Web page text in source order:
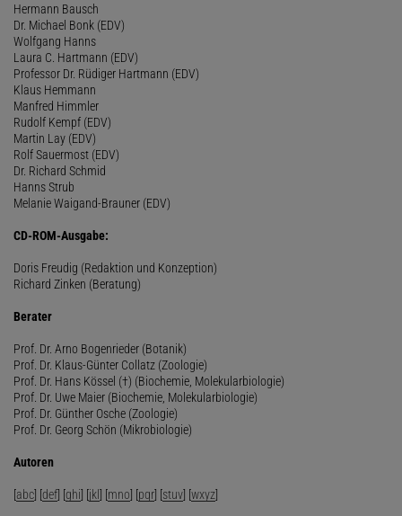
Hermann Bausch
Dr. Michael Bonk (EDV)
Wolfgang Hanns
Laura C. Hartmann (EDV)
Professor Dr. Rüdiger Hartmann (EDV)
Klaus Hemmann
Manfred Himmler
Rudolf Kempf (EDV)
Martin Lay (EDV)
Rolf Sauermost (EDV)
Dr. Richard Schmid
Hanns Strub
Melanie Waigand-Brauner (EDV)
CD-ROM-Ausgabe:
Doris Freudig (Redaktion und Konzeption)
Richard Zinken (Beratung)
Berater
Prof. Dr. Arno Bogenrieder (Botanik)
Prof. Dr. Klaus-Günter Collatz (Zoologie)
Prof. Dr. Hans Kössel (†) (Biochemie, Molekularbiologie)
Prof. Dr. Uwe Maier (Biochemie, Molekularbiologie)
Prof. Dr. Günther Osche (Zoologie)
Prof. Dr. Georg Schön (Mikrobiologie)
Autoren
[abc] [def] [ghi] [jkl] [mno] [pqr] [stuv] [wxyz]